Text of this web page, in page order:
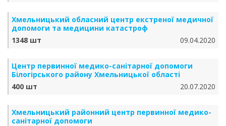
Хмельницький обласний центр екстреної медичної
допомоги та медицини катастроф
1348 шт
09.04.2020
Центр первинної медико-санітарної допомоги
Білогірського району Хмельницької області
400 шт
20.07.2020
Хмельницький районний центр первинної медико-
санітарної допомоги